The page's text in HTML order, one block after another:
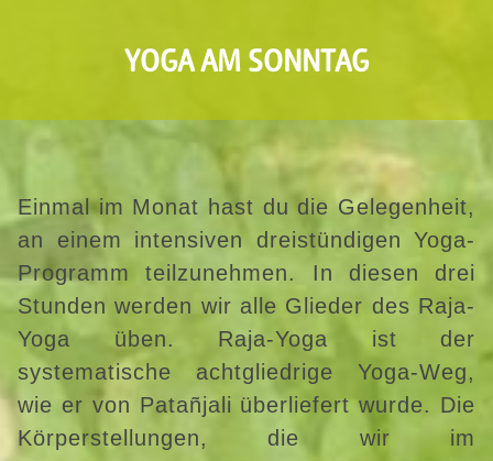
YOGA AM SONNTAG
Einmal im Monat hast du die Gelegenheit,
an einem intensiven dreistündigen Yoga-
Programm teilzunehmen. In diesen drei
Stunden werden wir alle Glieder des Raja-
Yoga üben. Raja-Yoga ist der
systematische achtgliedrige Yoga-Weg,
wie er von Patañjali überliefert wurde. Die
Körperstellungen, die wir im